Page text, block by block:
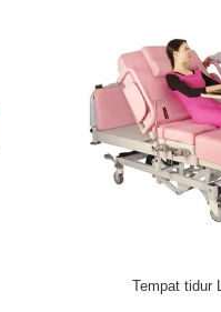
Pemanas Bayi